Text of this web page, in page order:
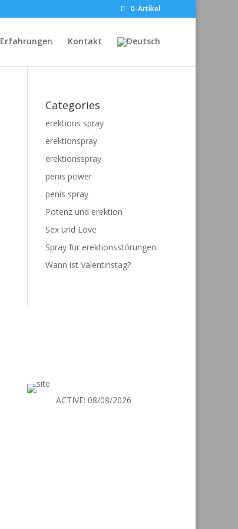
0-Artikel
Erfahrungen Kontakt
Categories
erektions spray
erektionspray
erektionsspray
penis power
penis spray
Potenz und erektion
Sex und Love
Spray für erektionsstörungen
Wann ist Valentinstag?
ACTIVE: 08/08/2026